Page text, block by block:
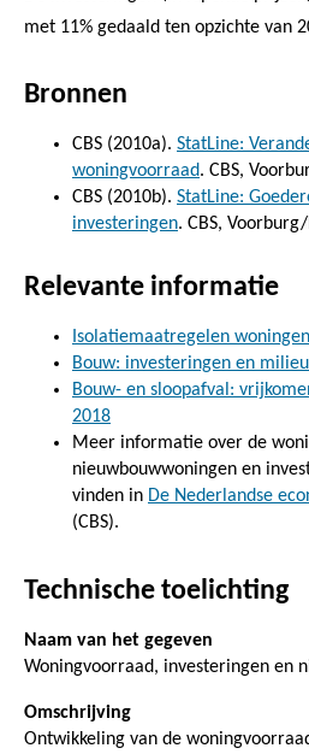
met 11% gedaald ten opzichte van
Bronnen
CBS (2010a). StatLine:
woningvoorraad. CBS,
CBS (2010b). StatLine:
investeringen. CBS,
Relevante informatie
Isolatiemaatregelen
Bouw: investeringen en
Bouw- en sloopafval:
2018
Meer informatie over de
nieuwbouwwoningen en
vinden in De Nederlandse
(CBS).
Technische toelichting
Naam van het gegeven
Woningvoorraad, investeringen en
Omschrijving
Ontwikkeling van de